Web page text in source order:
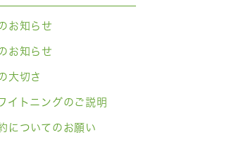
お知らせ
お知らせ
大切さ
イトニングのご説明
についてのお願い